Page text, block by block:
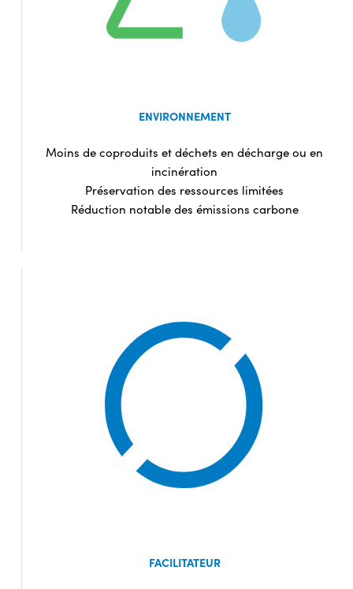
ENVIRONNEMENT
Moins de coproduits et déchets en décharge ou en
incinération
Préservation des ressources limitées
Réduction notable des émissions carbone
FACILITATEUR